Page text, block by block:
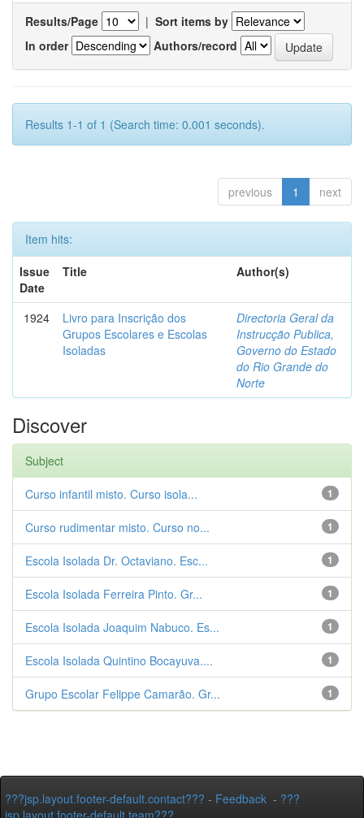
Results/Page | Sort items by
In order
Authors/record
Results 1-1 of 1 (Search time: 0.001 seconds).
previous 1 next
Item hits:
Issue
Date
Title Author(s)
1924
Livro para Inscrição dos
Grupos Escolares e Escolas
Isoladas
Directoria Geral da
Instrucção Publica,
Governo do Estado
do Rio Grande do
Norte
Discover
Subject
1
Curso infantil misto. Curso isola...
1
Curso rudimentar misto. Curso no...
1
Escola Isolada Dr. Octaviano. Esc...
1
Escola Isolada Ferreira Pinto. Gr...
1
Escola Isolada Joaquim Nabuco. Es...
1
Escola Isolada Quintino Bocayuva....
1
Grupo Escolar Felippe Camarão. Gr...
???jsp.layout.footer-default.contact??? - Feedback - ???
jsp.layout.footer-default.team???